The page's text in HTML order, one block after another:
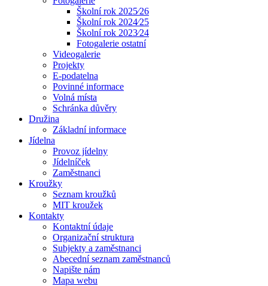
Školní rok 2025⁄26
Školní rok 2024⁄25
Školní rok 2023⁄24
Fotogalerie ostatní
Videogalerie
Projekty
E-podatelna
Povinné informace
Volná místa
Schránka důvěry
Družina
Základní informace
Jídelna
Provoz jídelny
Jídelníček
Zaměstnanci
Kroužky
Seznam kroužků
MIT kroužek
Kontakty
Kontaktní údaje
Organizační struktura
Subjekty a zaměstnanci
Abecední seznam zaměstnanců
Napište nám
Mapa webu